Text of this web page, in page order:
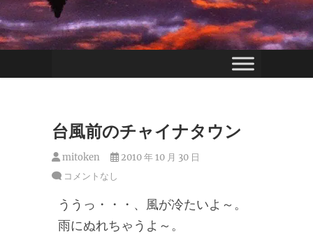
台風前のチャイナタウン
mitoken
2010 年 10 月 30 日
コメントなし
ううっ・・・、風が冷たいよ～。
雨にぬれちゃうよ～。